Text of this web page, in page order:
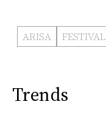
ARISA
Trends